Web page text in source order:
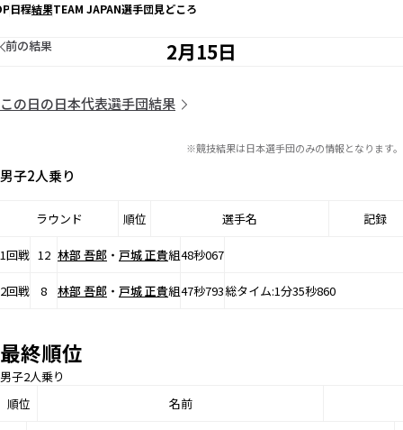
日程結果TEAM JAPAN選手団見どころ
2月15日
前の結果
この日の日本代表選手団結果
※競技結果は日本選手団のみの情報となります。
男子2人乗り
ラウンド 順位 選手名 記録
1回戦 12 林部 吾郎 ・ 戸城 正貴組48秒067
2回戦 8 林部 吾郎 ・ 戸城 正貴組47秒793総タイム:1分35秒860
最終順位
男子2人乗り
順位
名前